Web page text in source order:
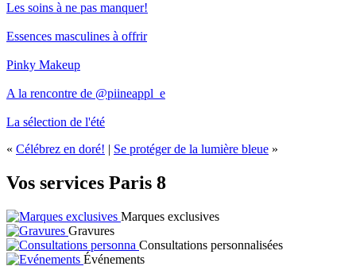
Les soins à ne pas manquer!
Essences masculines à offrir
Pinky Makeup
A la rencontre de @piineappl_e
La sélection de l'été
« Célébrez en doré! | Se protéger de la lumière bleue »
Vos services Paris 8
Marques exclusives
Gravures
Consultations personnalisées
Événements